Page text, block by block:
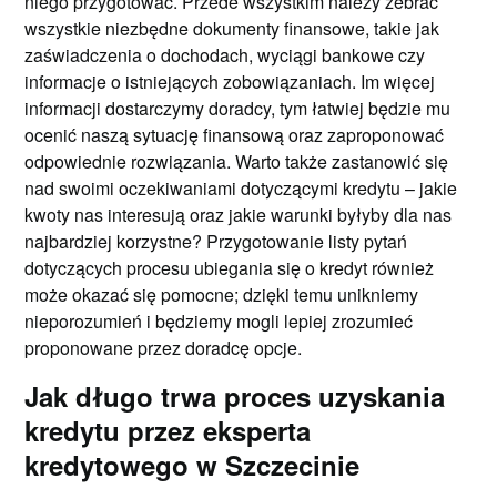
wszystkie niezbędne dokumenty finansowe, takie jak
zaświadczenia o dochodach, wyciągi bankowe czy
informacje o istniejących zobowiązaniach. Im więcej
informacji dostarczymy doradcy, tym łatwiej będzie mu
ocenić naszą sytuację finansową oraz zaproponować
odpowiednie rozwiązania. Warto także zastanowić się
nad swoimi oczekiwaniami dotyczącymi kredytu – jakie
kwoty nas interesują oraz jakie warunki byłyby dla nas
najbardziej korzystne? Przygotowanie listy pytań
dotyczących procesu ubiegania się o kredyt również
może okazać się pomocne; dzięki temu unikniemy
nieporozumień i będziemy mogli lepiej zrozumieć
proponowane przez doradcę opcje.
Jak długo trwa proces uzyskania
kredytu przez eksperta
kredytowego w Szczecinie